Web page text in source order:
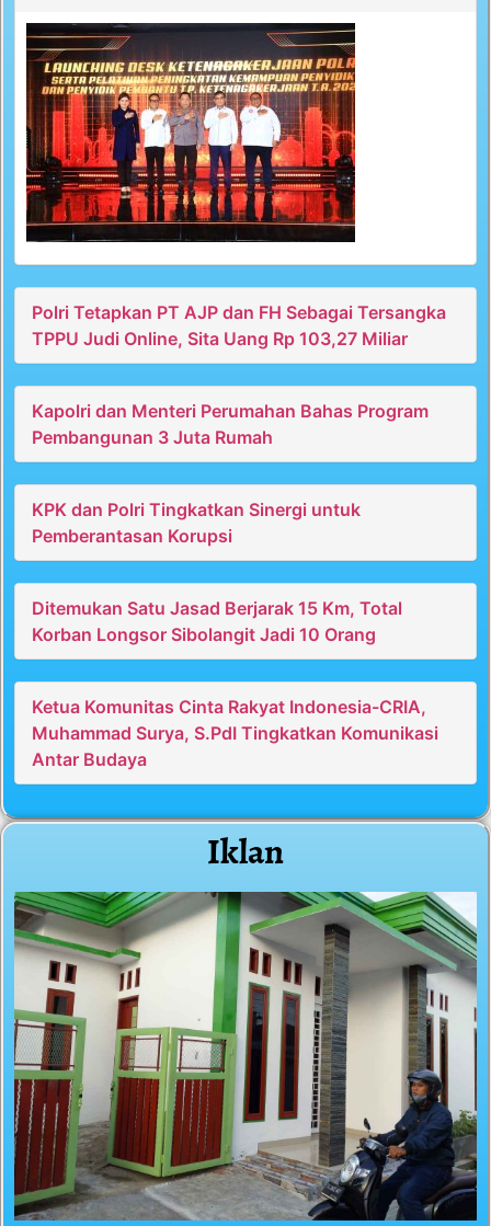
Polri Tetapkan PT AJP dan FH Sebagai Tersangka
TPPU Judi Online, Sita Uang Rp 103,27 Miliar
Kapolri dan Menteri Perumahan Bahas Program
Pembangunan 3 Juta Rumah
KPK dan Polri Tingkatkan Sinergi untuk
Pemberantasan Korupsi
Ditemukan Satu Jasad Berjarak 15 Km, Total
Korban Longsor Sibolangit Jadi 10 Orang
Ketua Komunitas Cinta Rakyat Indonesia-CRIA,
Muhammad Surya, S.PdI Tingkatkan Komunikasi
Antar Budaya
Iklan